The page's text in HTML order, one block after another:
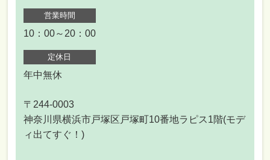
営業時間
10：00～20：00
定休日
年中無休
〒244-0003
神奈川県横浜市戸塚区戸塚町10番地ラピス1階(モデ
ィ出てすぐ！)